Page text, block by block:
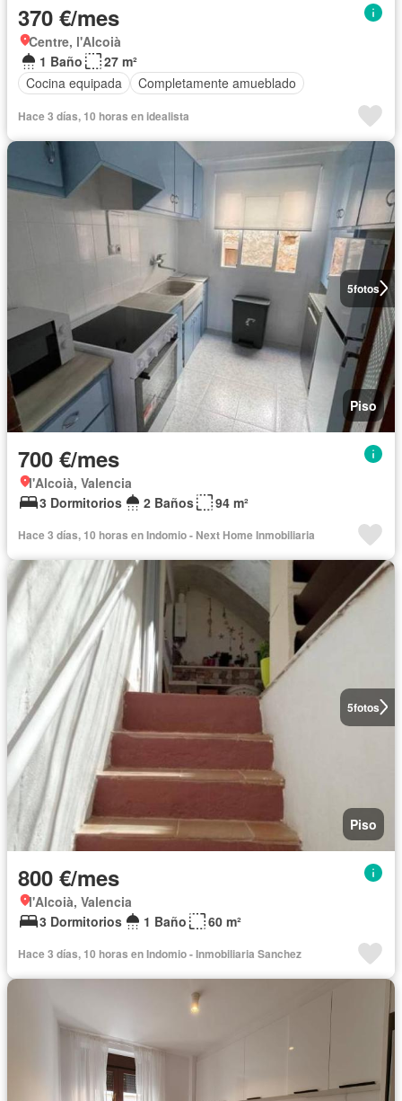
370 €/mes
Centre, l'Alcoià
1 Baño
27 m²
Cocina equipada
Completamente amueblado
Hace 3 días, 10 horas en idealista
5fotos
Piso
700 €/mes
l'Alcoià, Valencia
3 Dormitorios
2 Baños 94 m²
Hace 3 días, 10 horas en Indomio - Next Home Inmobiliaria
5fotos
Piso
800 €/mes
l'Alcoià, Valencia
3 Dormitorios
1 Baño 60 m²
Hace 3 días, 10 horas en Indomio - Inmobiliaria Sanchez